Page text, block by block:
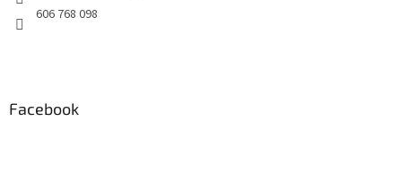
606 768 098
Facebook